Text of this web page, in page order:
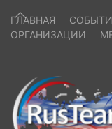
ГЛАВНАЯ
ОРГАНИЗАЦИИ